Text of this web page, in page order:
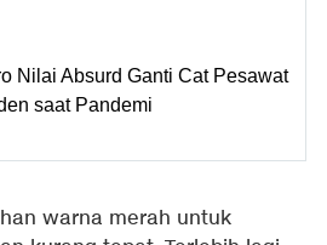
Nilai Absurd Ganti Cat Pesawat
saat Pandemi
warna merah untuk